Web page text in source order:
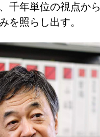
千年単位の視点から
を照らし出す。